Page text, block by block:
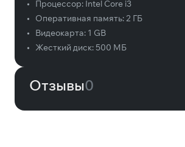
•
Процессор: Intel Core i3
•
Оперативная память:2 ГБ
•
Видеокарта: 1 GB
•
Жесткий диск: 500 МБ
Отзывы0